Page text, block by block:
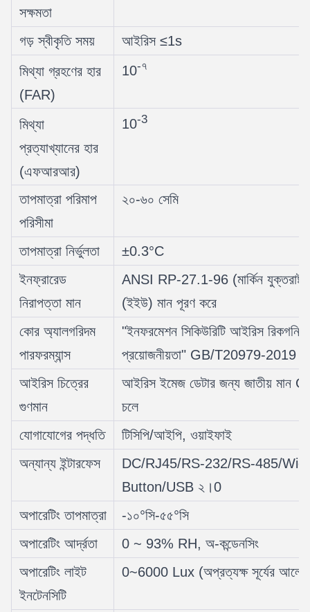
সক্ষমতা
গড় স্বীকৃতি সময়
আইরিস ≤1s
মিথ্যা গ্রহণের হার
(FAR)
10-৭
মিথ্যা
প্রত্যাখ্যানের হার
(এফআরআর)
10-3
তাপমাত্রা পরিমাপ
পরিসীমা
২০-৬০ সেমি
তাপমাত্রা নির্ভুলতা
±0.3°C
ইনফ্রারেড
নিরাপত্তা মান
ANSI RP-27.1-96 (মার্কিন
(ইইউ) মান পূরণ করে
কোর অ্যালগরিদম
পারফরম্যান্স
"ইনফরমেশন সিকিউরিটি আইরিস
প্রয়োজনীয়তা" GB/T20979-2019
আইরিস চিত্রের
গুণমান
আইরিস ইমেজ ডেটার জন্য জাতীয় মান
চলে
যোগাযোগের পদ্ধতি
টিসিপি/আইপি, ওয়াইফাই
অন্যান্য ইন্টারফেস
DC/RJ45/RS-232/RS-485/
Button/USB ২।0
অপারেটিং তাপমাত্রা
-১০°সি-৫৫°সি
অপারেটিং আর্দ্রতা
0 ~ 93% RH, অ-কন্ডেনসিং
অপারেটিং লাইট
ইনটেনসিটি
0~6000 Lux (অপ্রত্যক্ষ সূর্যের আলো)